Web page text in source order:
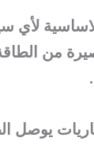
لأي
من
يوصل